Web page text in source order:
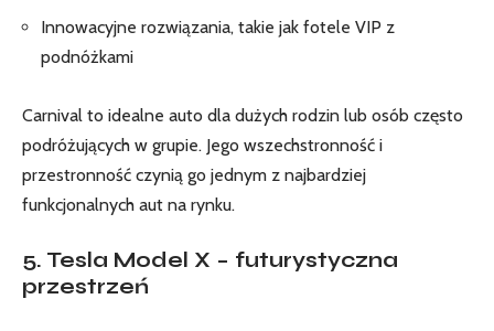
Innowacyjne rozwiązania, takie jak fotele VIP z
podnóżkami
Carnival to idealne auto dla dużych rodzin lub osób często
podróżujących w grupie. Jego wszechstronność i
przestronność czynią go jednym z najbardziej
funkcjonalnych aut na rynku.
5. Tesla Model X – futurystyczna
przestrzeń